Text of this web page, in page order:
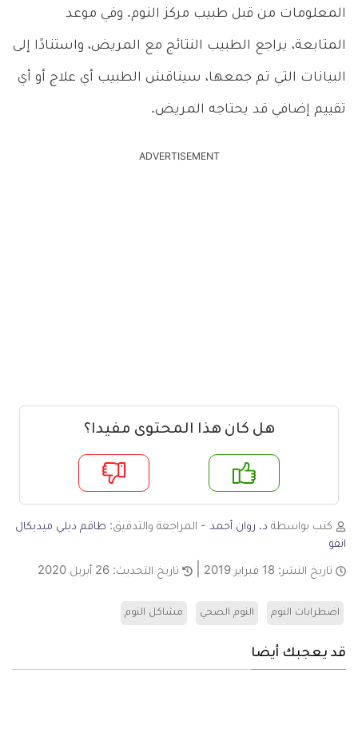
المعلومات من قبل طبيب مركز النوم. وفي موعد
المتابعة، يراجع الطبيب النتائج مع المريض، واستنادًا إلى
البيانات التي تم جمعها، سيناقش الطبيب أي علاج أو أي
تقييم إضافي قد يحتاجه المريض.
ADVERTISEMENT
هل كان هذا المحتوى مفيدا؟
لا
كتب بواسطة د. روان أحمد - المراجعة والتدقيق: طاقم ديلي ميديكال
انفو
تاريخ النشر: 18 فبراير 2019 تاريخ التحديث: 26 أبريل 2020
اضطرابات النوم النوم الصحي مشاكل النوم
قد يعجبك أيضا